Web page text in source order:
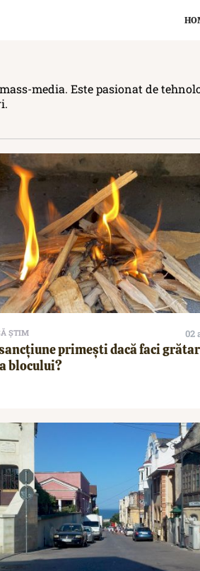
media. Este pasionat de
ȘTIM 02
sancțiune primești dacă faci
blocului?